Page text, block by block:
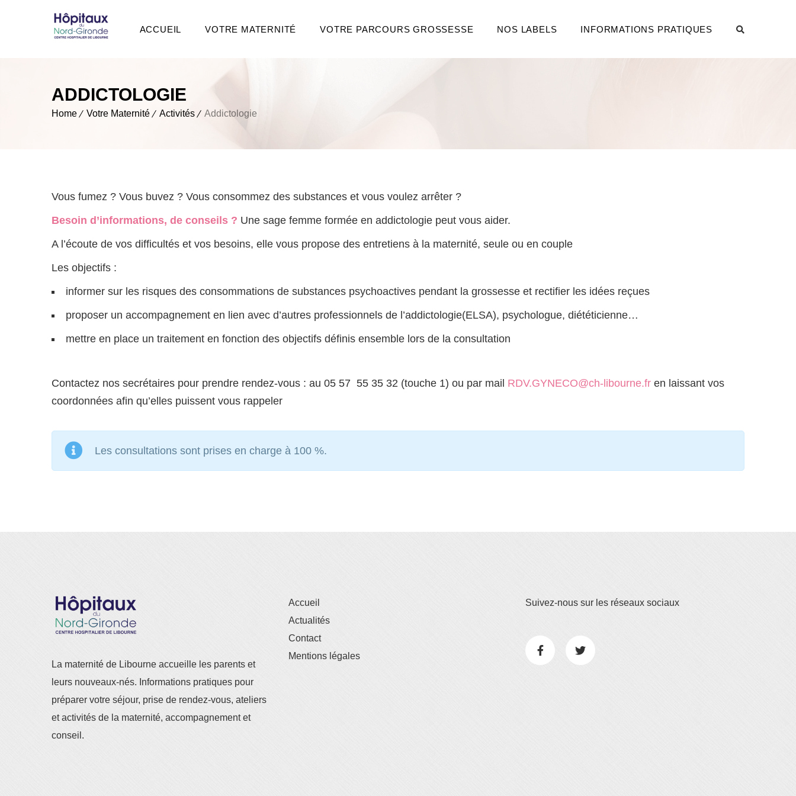
ACCUEIL VOTRE MATERNITÉ VOTRE PARCOURS GROSSESSE NOS LABELS INFORMATIONS PRATIQUES
ADDICTOLOGIE
Home Votre Maternité Activités Addictologie
Vous fumez ? Vous buvez ? Vous consommez des substances et vous voulez arrêter ?
Besoin d’informations, de conseils ? Une sage femme formée en addictologie peut vous aider.
A l’écoute de vos difficultés et vos besoins, elle vous propose des entretiens à la maternité, seule ou en couple
Les objectifs :
informer sur les risques des consommations de substances psychoactives pendant la grossesse et rectifier les idées reçues
proposer un accompagnement en lien avec d’autres professionnels de l’addictologie(ELSA), psychologue, diététicienne…
mettre en place un traitement en fonction des objectifs définis ensemble lors de la consultation
Contactez nos secrétaires pour prendre rendez-vous : au 05 57 55 35 32 (touche 1) ou par mail RDV.GYNECO@ch-libourne.fr en laissant vos
coordonnées afin qu’elles puissent vous rappeler
Les consultations sont prises en charge à 100 %.
La maternité de Libourne accueille les parents et
leurs nouveaux-nés. Informations pratiques pour
préparer votre séjour, prise de rendez-vous, ateliers
et activités de la maternité, accompagnement et
conseil.
Accueil
Actualités
Contact
Mentions légales
Suivez-nous sur les réseaux sociaux